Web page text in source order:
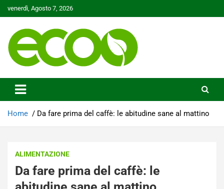
to
venerdì, Agosto 7, 2026
Ecoo.it
Home Da fare prima del caffè: le abitudine sane al mattino
ALIMENTAZIONE
Da fare prima del caffè: le